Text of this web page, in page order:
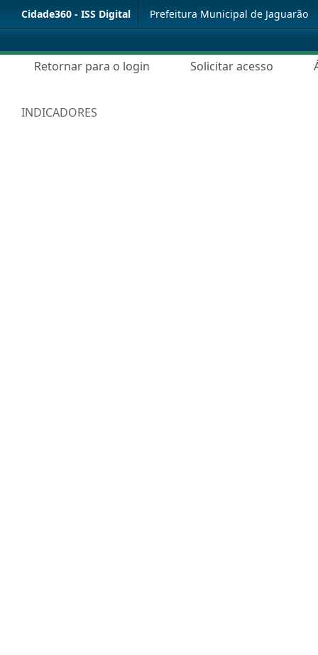
Cidade360 - ISS Digital Prefeitura Municipal de Jaguarão
Retornar para o login Solicitar acesso
INDICADORES